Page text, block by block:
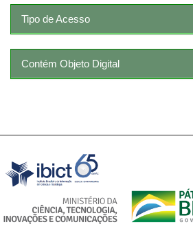
Tipo de Acesso
Contém Objeto Digital